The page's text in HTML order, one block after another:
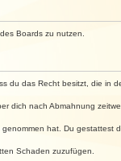
Boards zu nutzen.
du das Recht besitzt, die in
dich nach Abmahnung
hat. Du gestattest
Schaden zuzufügen.